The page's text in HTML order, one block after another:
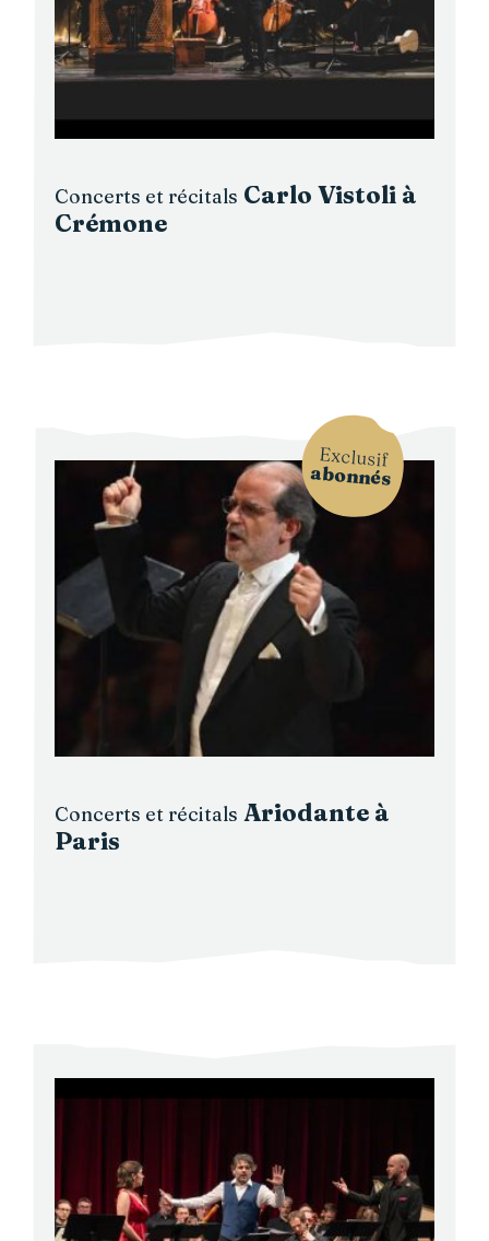
Concerts et récitals Carlo Vistoli à
Crémone
Concerts et récitals Ariodante à
Paris
Exclusif
abonnés